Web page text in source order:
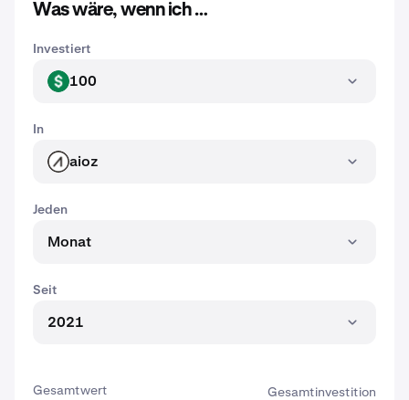
Was wäre, wenn ich …
Investiert
USD 100
In
AIOZ aioz
Jeden
Monat
Seit
2021
Gesamtwert Gesamtinvestition